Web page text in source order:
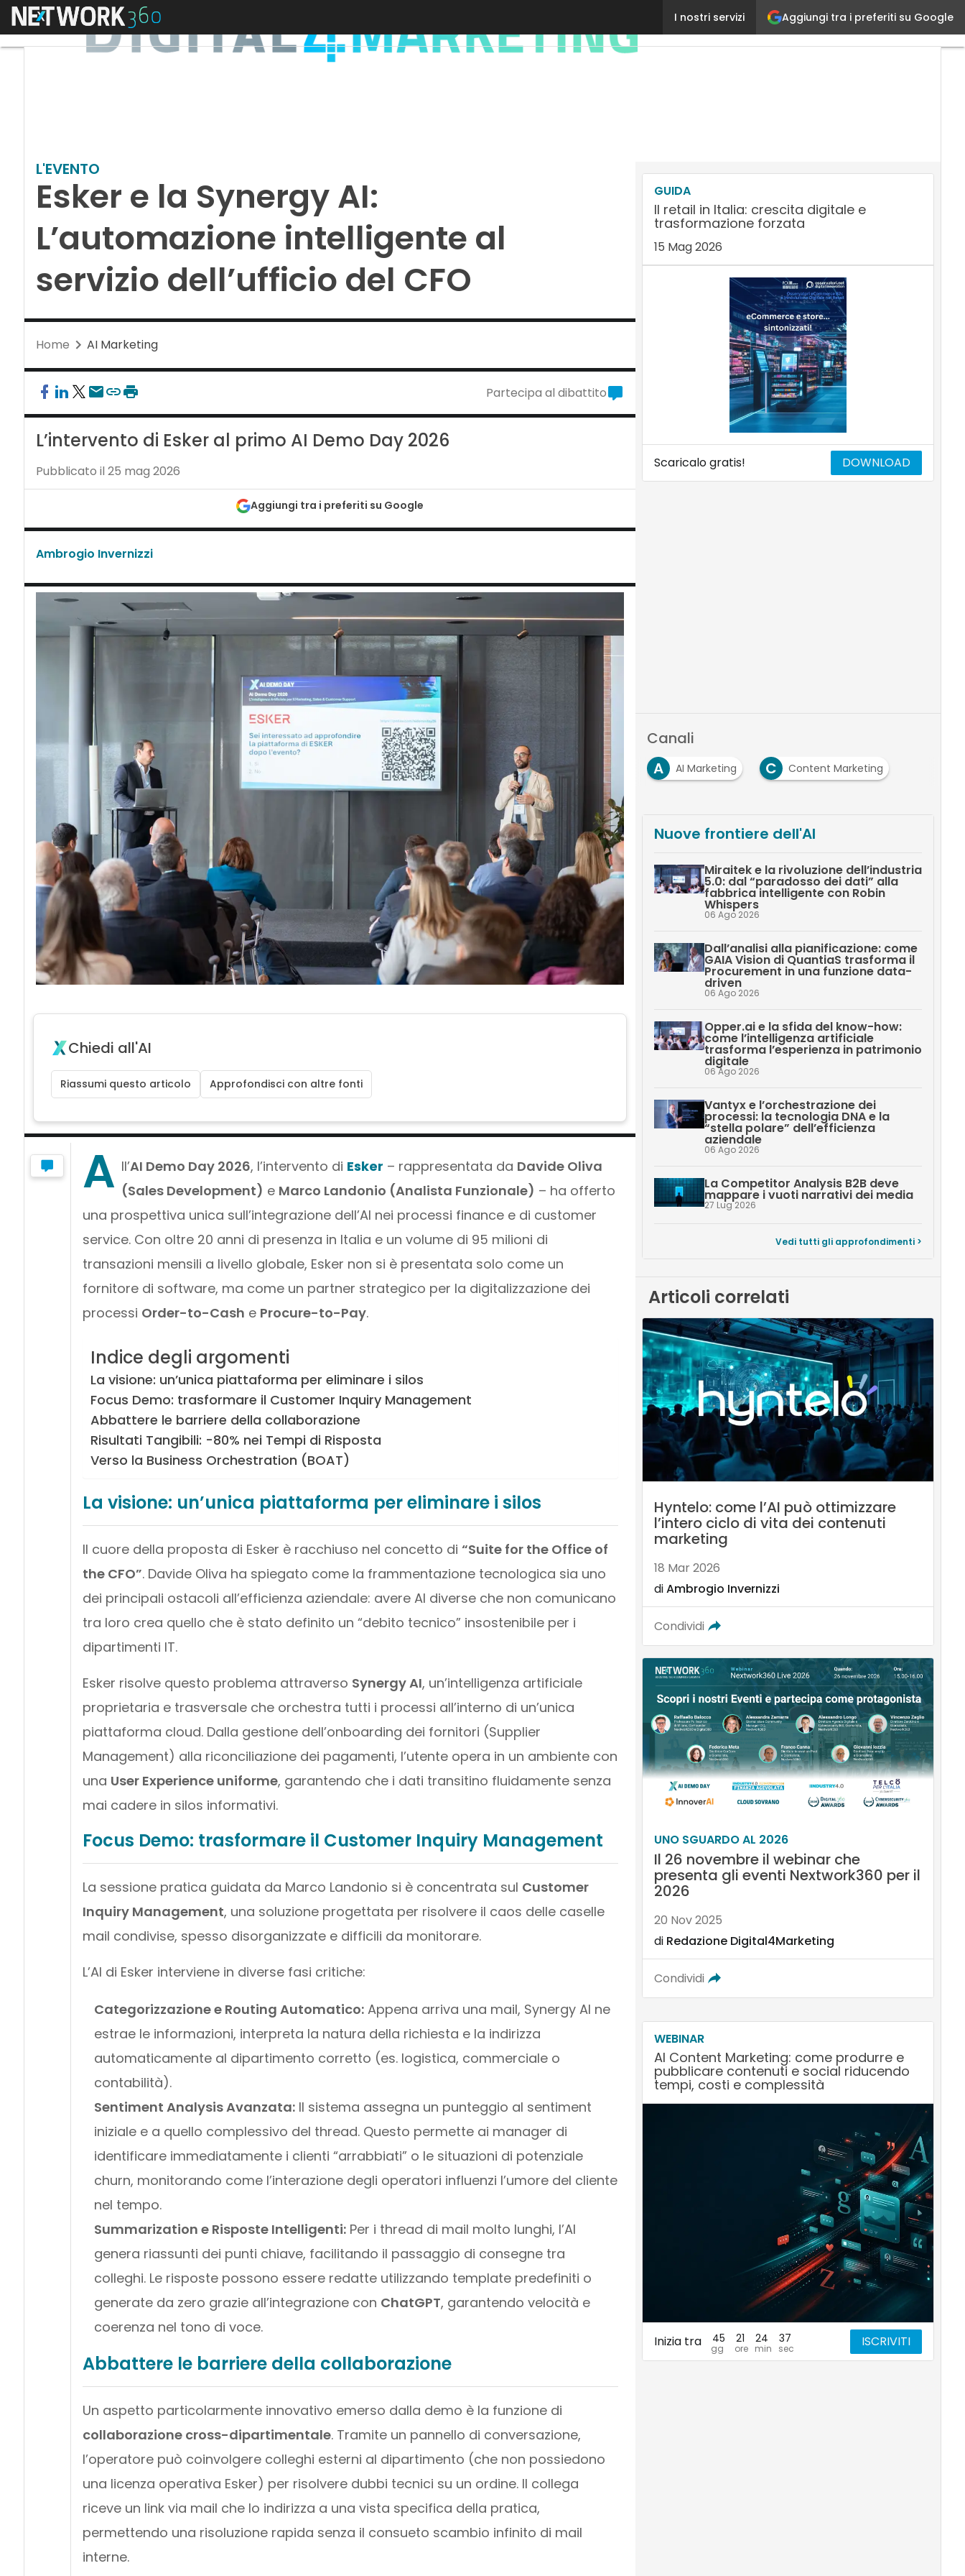
Aggiungi tra i preferiti su Google
I nostri servizi
Menu Esker e la Synergy AI: L’automazione intelligente
L'EVENTO
Esker e la Synergy AI:
L’automazione intelligente al
servizio dell’ufficio del CFO
Home AI Marketing
Partecipa al dibattito
L’intervento di Esker al primo AI Demo Day 2026
Pubblicato il 25 mag 2026
Aggiungi tra i preferiti su Google
Ambrogio Invernizzi
Chiedi all'AI
Riassumi questo articolo Approfondisci con altre fonti
A ll’AI Demo Day 2026, l’intervento di Esker – rappresentata da Davide Oliva
(Sales Development) e Marco Landonio (Analista Funzionale) – ha offerto
una prospettiva unica sull’integrazione dell’AI nei processi finance e di customer
service. Con oltre 20 anni di presenza in Italia e un volume di 95 milioni di
transazioni mensili a livello globale, Esker non si è presentata solo come un
fornitore di software, ma come un partner strategico per la digitalizzazione dei
processi Order-to-Cash e Procure-to-Pay.
Indice degli argomenti
La visione: un’unica piattaforma per eliminare i silos
Focus Demo: trasformare il Customer Inquiry Management
Abbattere le barriere della collaborazione
Risultati Tangibili: -80% nei Tempi di Risposta
Verso la Business Orchestration (BOAT)
La visione: un’unica piattaforma per eliminare i silos
Il cuore della proposta di Esker è racchiuso nel concetto di “Suite for the Office of
the CFO”. Davide Oliva ha spiegato come la frammentazione tecnologica sia uno
dei principali ostacoli all’efficienza aziendale: avere AI diverse che non comunicano
tra loro crea quello che è stato definito un “debito tecnico” insostenibile per i
dipartimenti IT.
Esker risolve questo problema attraverso Synergy AI, un’intelligenza artificiale
proprietaria e trasversale che orchestra tutti i processi all’interno di un’unica
piattaforma cloud. Dalla gestione dell’onboarding dei fornitori (Supplier
Management) alla riconciliazione dei pagamenti, l’utente opera in un ambiente con
una User Experience uniforme, garantendo che i dati transitino fluidamente senza
mai cadere in silos informativi.
Focus Demo: trasformare il Customer Inquiry Management
La sessione pratica guidata da Marco Landonio si è concentrata sul Customer
Inquiry Management, una soluzione progettata per risolvere il caos delle caselle
mail condivise, spesso disorganizzate e difficili da monitorare.
L’AI di Esker interviene in diverse fasi critiche:
Categorizzazione e Routing Automatico:Appena arriva una mail, Synergy AI ne
estrae le informazioni, interpreta la natura della richiesta e la indirizza
automaticamente al dipartimento corretto (es. logistica, commerciale o
contabilità).
Sentiment Analysis Avanzata:Il sistema assegna un punteggio al sentiment
iniziale e a quello complessivo del thread. Questo permette ai manager di
identificare immediatamente i clienti “arrabbiati” o le situazioni di potenziale
churn, monitorando come l’interazione degli operatori influenzi l’umore del cliente
nel tempo.
Summarization e Risposte Intelligenti:Per i thread di mail molto lunghi, l’AI
genera riassunti dei punti chiave, facilitando il passaggio di consegne tra
colleghi. Le risposte possono essere redatte utilizzando template predefiniti o
generate da zero grazie all’integrazione con ChatGPT, garantendo velocità e
coerenza nel tono di voce.
Abbattere le barriere della collaborazione
Un aspetto particolarmente innovativo emerso dalla demo è la funzione di
collaborazione cross-dipartimentale. Tramite un pannello di conversazione,
l’operatore può coinvolgere colleghi esterni al dipartimento (che non possiedono
una licenza operativa Esker) per risolvere dubbi tecnici su un ordine. Il collega
riceve un link via mail che lo indirizza a una vista specifica della pratica,
permettendo una risoluzione rapida senza il consueto scambio infinito di mail
interne.
GUIDA
Il retail in Italia: crescita digitale e
trasformazione forzata
15 Mag 2026
Scaricalo gratis! DOWNLOAD
Canali
A
AI Marketing C Content Marketing
Nuove frontiere dell'AI
Miraitek e la rivoluzione dell’industria
5.0: dal “paradosso dei dati” alla
fabbrica intelligente con Robin
Whispers
06 Ago 2026
Dall’analisi alla pianificazione: come
GAIA Vision di QuantiaS trasforma il
Procurement in una funzione data-
driven
06 Ago 2026
Opper.ai e la sfida del know-how:
come l’intelligenza artificiale
trasforma l’esperienza in patrimonio
digitale
06 Ago 2026
Vantyx e l’orchestrazione dei
processi: la tecnologia DNA e la
“stella polare” dell’efficienza
aziendale
06 Ago 2026
La Competitor Analysis B2B deve
mappare i vuoti narrativi dei media
27 Lug 2026
Vedi tutti gli approfondimenti >
Articoli correlati
Hyntelo: come l’AI può ottimizzare
l’intero ciclo di vita dei contenuti
marketing
18 Mar 2026
diAmbrogio Invernizzi
Condividi
UNO SGUARDO AL 2026
Il 26 novembre il webinar che
presenta gli eventi Nextwork360 per il
2026
20 Nov 2025
di Redazione Digital4Marketing
Condividi
WEBINAR
AI Content Marketing: come produrre e
pubblicare contenuti e social riducendo
tempi, costi e complessità
Inizia tra 45 21 24 36 ISCRIVITI